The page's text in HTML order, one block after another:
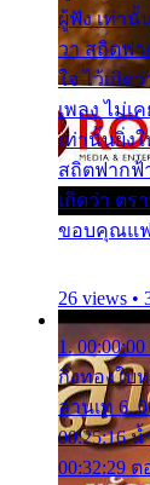
ผู้ฟัง เท่านั้
วา สถิตฟ
ใจ ไว้เถิด
เพลง ไม่เ
เท่านั้นยิ่ง
สถิตฟากฟ้
เถิดว่า ตร
ขอบคุณแฟ
26 views •
1.
กิ่งทองใบ
ลานเท 6.
00:25:16
00:32:29